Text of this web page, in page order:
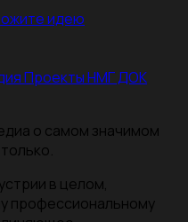
идею
Проекты НМГ ДОК
о самом значимом
в целом,
профессиональному